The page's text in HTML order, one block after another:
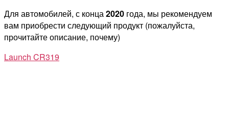
Для автомобилей, с конца 2020 года, мы рекомендуем
вам приобрести следующий продукт (пожалуйста,
прочитайте описание, почему)
Launch CR319